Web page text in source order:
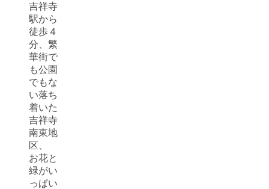
吉祥寺
駅から
徒歩４
分、繁
華街で
も公園
でもな
い落ち
着いた
吉祥寺
南東地
区、
お花と
緑がい
っぱい